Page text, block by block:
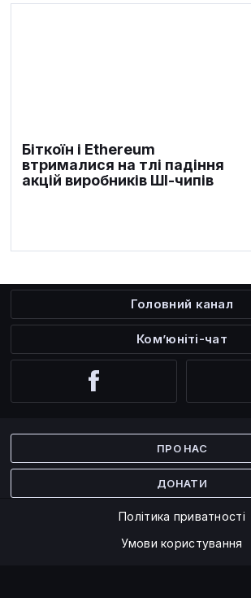
Біткоїн і Ethereum
втрималися на тлі падіння
акцій виробників ШІ-чипів
Головний канал
Ком’юніті-чат
ПРО НАС
ДОНАТИ
Політика приватності
Умови користування